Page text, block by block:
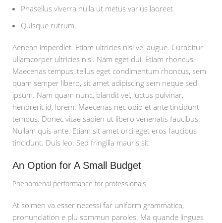
Phasellus viverra nulla ut metus varius laoreet.
Quisque rutrum.
Aenean imperdiet. Etiam ultricies nisi vel augue. Curabitur
ullamcorper ultricies nisi. Nam eget dui. Etiam rhoncus.
Maecenas tempus, tellus eget condimentum rhoncus, sem
quam semper libero, sit amet adipiscing sem neque sed
ipsum. Nam quam nunc, blandit vel, luctus pulvinar,
hendrerit id, lorem. Maecenas nec odio et ante tincidunt
tempus. Donec vitae sapien ut libero venenatis faucibus.
Nullam quis ante. Etiam sit amet orci eget eros faucibus
tincidunt. Duis leo. Sed fringilla mauris sit
An Option for A Small Budget
Phenomenal performance for professionals
At solmen va esser necessi far uniform grammatica,
pronunciation e plu sommun paroles. Ma quande lingues